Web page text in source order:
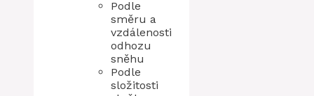
Podle
směru a
vzdálenosti
odhozu
sněhu
Podle
složitosti